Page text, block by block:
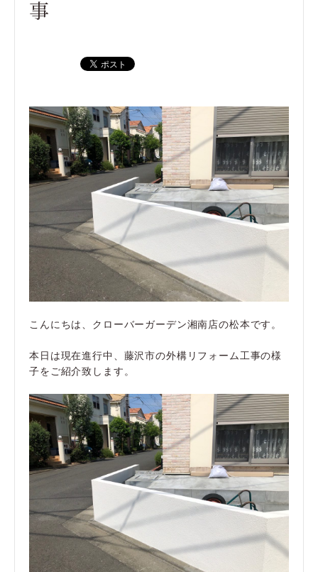
事
こんにちは、クローバーガーデン湘南店の松本です。
本日は現在進行中、藤沢市の外構リフォーム工事の様
子をご紹介致します。